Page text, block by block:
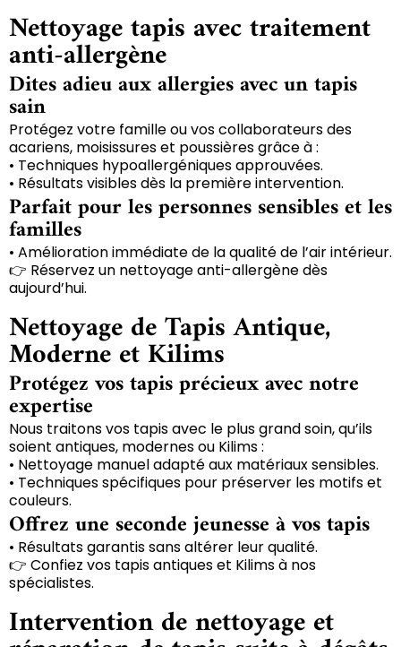
Nettoyage tapis avec traitement
anti-allergène
Dites adieu aux allergies avec un tapis
sain
Protégez votre famille ou vos collaborateurs des
acariens, moisissures et poussières grâce à :
• Techniques hypoallergéniques approuvées.
• Résultats visibles dès la première intervention.
Parfait pour les personnes sensibles et les
familles
• Amélioration immédiate de la qualité de l’air intérieur.
👉 Réservez un nettoyage anti-allergène dès
aujourd’hui.
Nettoyage de Tapis Antique,
Moderne et Kilims
Protégez vos tapis précieux avec notre
expertise
Nous traitons vos tapis avec le plus grand soin, qu’ils
soient antiques, modernes ou Kilims :
• Nettoyage manuel adapté aux matériaux sensibles.
• Techniques spécifiques pour préserver les motifs et
couleurs.
Offrez une seconde jeunesse à vos tapis
• Résultats garantis sans altérer leur qualité.
👉 Confiez vos tapis antiques et Kilims à nos
spécialistes.
Intervention de nettoyage et